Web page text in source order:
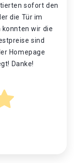
sofort den
die Tür im
wir die
sind
Homepage
Danke!